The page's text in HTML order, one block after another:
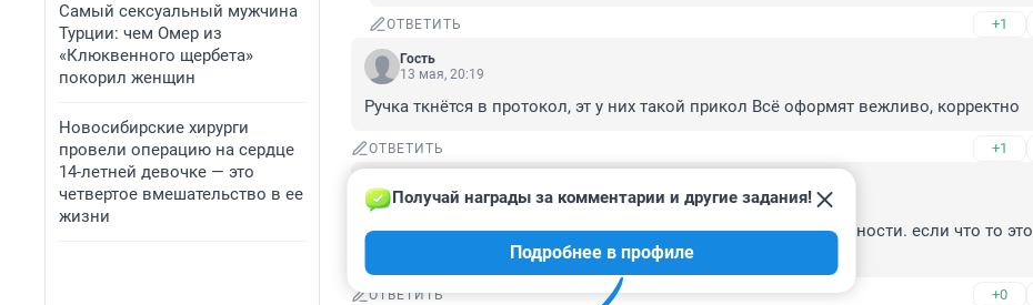
Самый сексуальный мужчина
Турции: чем Омер из
«Клюквенного щербета»
покорил женщин
Новосибирские хирурги
провели операцию на сердце
14-летней девочке — это
четвертое вмешательство в ее
жизни
ОТВЕТИТЬ +1
Гость
13 мая, 20:19
Ручка ткнётся в протокол, эт у них такой прикол Всё оформят вежливо, корректно
ОТВЕТИТЬ +1
13 мая, 20:04
надо у водителей отобрать все права и оставить одни обязанности. если что то это
ОТВЕТИТЬ +0
Получай награды за комментарии и другие задания!
Подробнее в профиле